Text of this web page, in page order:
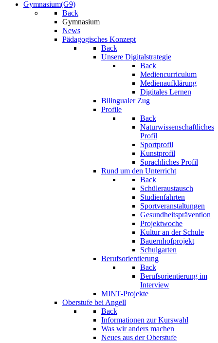
Gymnasium(G9)
Back
Gymnasium
News
Pädagogisches Konzept
Back
Unsere Digitalstrategie
Back
Mediencurriculum
Medienaufklärung
Digitales Lernen
Bilingualer Zug
Profile
Back
Naturwissenschaftliches
Profil
Sportprofil
Kunstprofil
Sprachliches Profil
Rund um den Unterricht
Back
Schüleraustausch
Studienfahrten
Sportveranstaltungen
Gesundheitsprävention
Projektwoche
Kultur an der Schule
Bauernhofprojekt
Schulgarten
Berufsorientierung
Back
Berufsorientierung im
Interview
MINT-Projekte
Oberstufe bei Angell
Back
Informationen zur Kurswahl
Was wir anders machen
Neues aus der Oberstufe